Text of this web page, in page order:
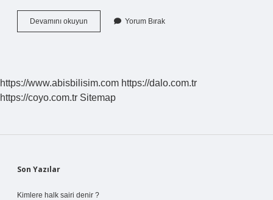
Devamını okuyun
Mikap
Yorum Bırak
https://www.abisbilisim.com https://dalo.com.tr
https://coyo.com.tr Sitemap
Sidebar
Son Yazılar
Kimlere halk sairi denir ?